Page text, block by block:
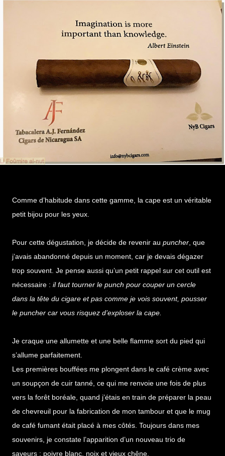
Comme d’habitude dans cette gamme, la cape est un véritable
petit bijou pour les yeux.
Pour cette dégustation, je décide de revenir au puncher , que
j’avais abandonné depuis un moment, car je devais dégazer
trop souvent. Je pense aussi qu’un petit rappel sur cet outil est
nécessaire : il faut tourner le punch pour couper un cercle
dans la tête du cigare et pas comme je vois souvent, pousser
le puncher car vous risquez d’exploser la cape.
Je craque une allumette et une belle flamme sort du pied qui
s’allume parfaitement.
Les premières bouffées me plongent dans le café crème avec
un soupçon de cuir tanné, ce qui me renvoie une fois de plus
vers la forêt boréale, quand j’étais en train de préparer la peau
de chevreuil pour la fabrication de mon tambour et que le mug
de café fumant était placé à mes côtés. Toujours dans mes
souvenirs, je constate l’apparition d’un nouveau trio de
saveurs : poivre blanc, noix et vieux chêne.